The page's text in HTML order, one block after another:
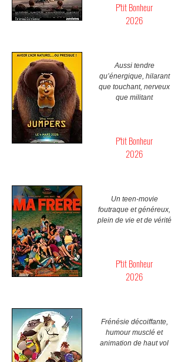
P'tit Bonheur
2026
Aussi tendre
qu’énergique, hilarant
que touchant, nerveux
que militant
P'tit Bonheur
2026
Un teen-movie
foutraque et généreux,
plein de vie et de vérité
P'tit Bonheur
2026
Frénésie décoiffante,
humour musclé et
animation de haut vol